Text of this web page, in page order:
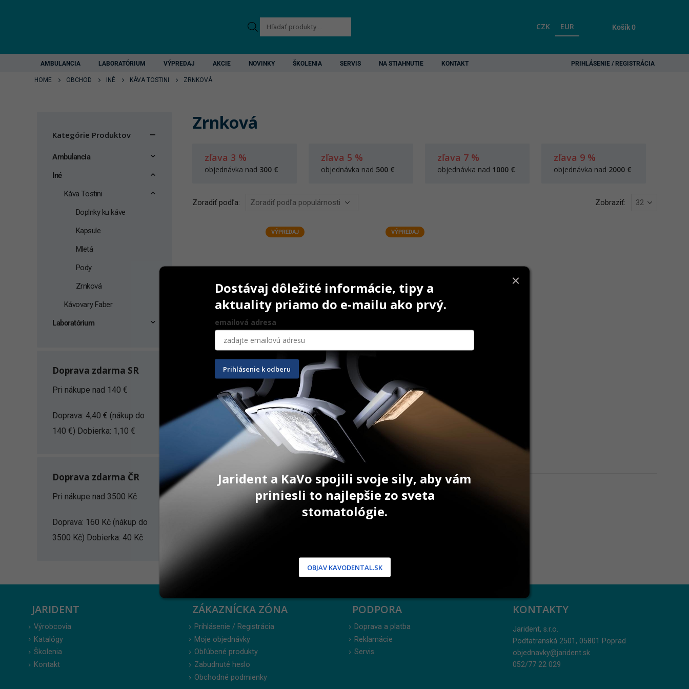
Products
search
CZK EUR Košík0
AMBULANCIA LABORATÓRIUM VÝPREDAJ AKCIE NOVINKY ŠKOLENIA SERVIS NA STIAHNUTIE KONTAKT PRIHLÁSENIE / REGISTRÁCIA
HOME OBCHOD INÉ KÁVA TOSTINI ZRNKOVÁ
Zrnková
zľava 3 %
objednávka nad 300 €
zľava 5 %
objednávka nad 500 €
zľava 7 %
objednávka nad 1000 €
zľava 9 %
objednávka nad 2000 €
Zoradiť podľa: Zobraziť:
VÝPREDAJ
xxxTostini Max zrnková káva
23,70€
Na ceste
PRIDAŤ DO KOŠÍKA
VÝPREDAJ
káva
1000 g
20,60
Na sklade
PRIDAŤ DO KOŠÍKA
Kategórie Produktov
Ambulancia
Iné
Káva Tostini
Doplnky ku káve
Kapsule
Mletá
Pody
Zrnková
Kávovary Faber
Laboratórium
Doprava zdarma SR
Pri nákupe nad 140 €
Doprava: 4,40 € (nákup do
140 €) Dobierka: 1,10 €
Doprava zdarma ČR
Pri nákupe nad 3500 Kč
Doprava: 160 Kč (nákup do
3500 Kč) Dobierka: 40 Kč
JARIDENT
Výrobcovia
Katalógy
Školenia
Kontakt
ZÁKAZNÍCKA ZÓNA
Prihlásenie / Registrácia
Moje objednávky
Obľúbené produkty
Zabudnuté heslo
Obchodné podmienky
PODPORA
Doprava a platba
Reklamácie
Servis
KONTAKTY
Jarident, s.r.o.
Podtatranská 2501, 05801 Poprad
objednavky@jarident.sk
052/77 22 029
Dostávaj dôležité informácie, tipy a
aktuality priamo do e-mailu ako prvý.
emailová adresa
Prihlásenie k odberu
Jarident a KaVo spojili svoje sily, aby vám
priniesli to najlepšie zo sveta
stomatológie.
OBJAV KAVODENTAL.SK